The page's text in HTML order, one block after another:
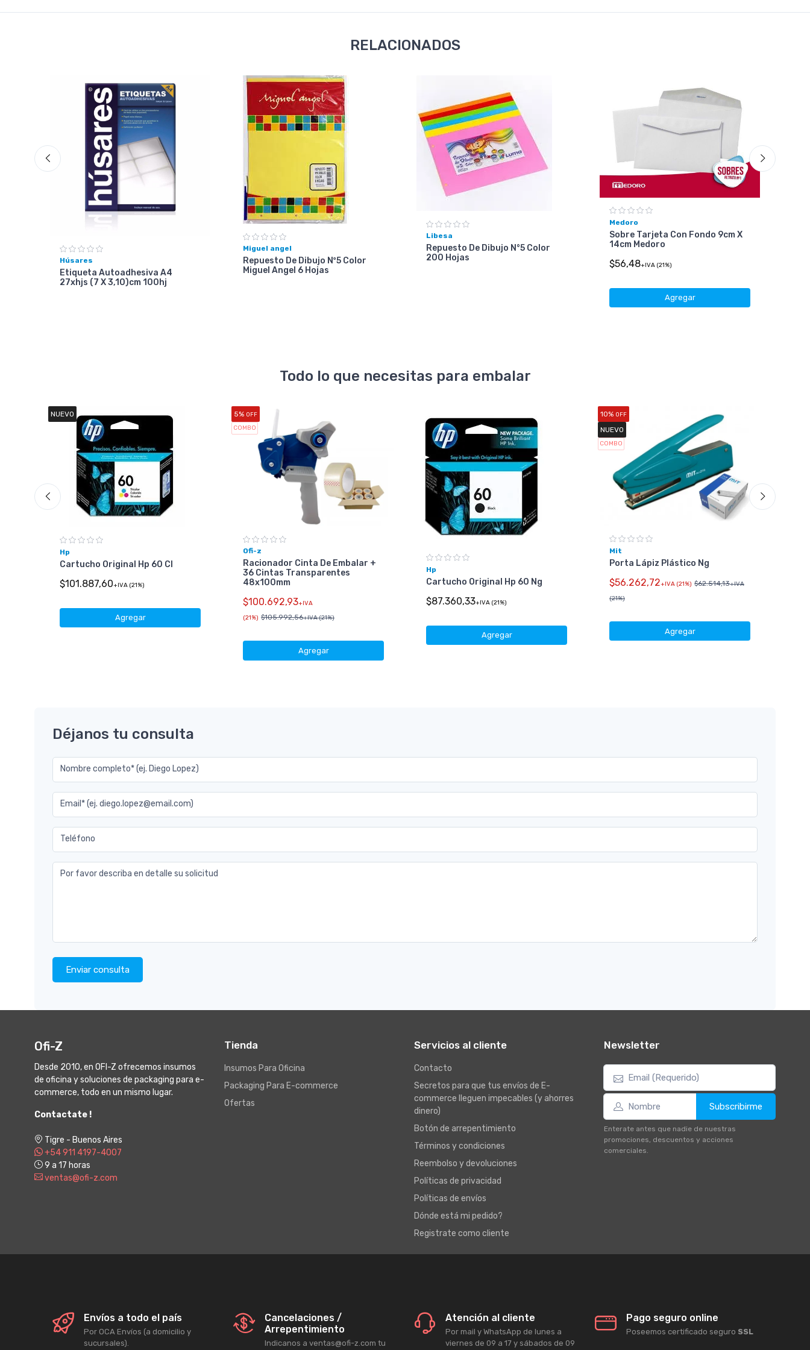
RELACIONADOS
Húsares
Etiqueta Autoadhesiva A4
27xhjs (7 X 3,10)cm 100hj
Miguel angel
Repuesto De Dibujo Nº5 Color
Miguel Angel 6 Hojas
Libesa
Repuesto De Dibujo N°5 Color
200 Hojas
Medoro
Sobre Tarjeta Con Fondo 9cm X
14cm Medoro
$56,48+IVA (21%)
Agregar
Todo lo que necesitas para embalar
NUEVO
Hp
Cartucho Original Hp 60 Cl
$101.887,60+IVA (21%)
Agregar
5% OFF
COMBO
Ofi-z
Racionador Cinta De Embalar +
36 Cintas Transparentes
48x100mm
$100.692,93+IVA
(21%) $105.992,56+IVA (21%)
Agregar
Hp
Cartucho Original Hp 60 Ng
$87.360,33+IVA (21%)
Agregar
10% OFF
NUEVO
COMBO
Mit
Porta Lápiz Plástico Ng
$56.262,72+IVA (21%) $62.514,13+IVA
(21%)
Agregar
Déjanos tu consulta
Nombre completo* (ej. Diego Lopez)
Email* (ej. diego.lopez@email.com)
Teléfono
Por favor describa en detalle su solicitud
Enviar consulta
Ofi-Z
Desde 2010, en OFI-Z ofrecemos insumos
de oficina y soluciones de packaging para e-
commerce, todo en un mismo lugar.
Contactate !
Tigre - Buenos Aires
+54 911 4197-4007
9 a 17 horas
ventas@ofi-z.com
Tienda
Insumos Para Oficina
Packaging Para E-commerce
Ofertas
Servicios al cliente
Contacto
Secretos para que tus envíos de E-
commerce lleguen impecables (y ahorres
dinero)
Botón de arrepentimiento
Términos y condiciones
Reembolso y devoluciones
Políticas de privacidad
Políticas de envíos
Dónde está mi pedido?
Registrate como cliente
Newsletter
Subscribirme
Enterate antes que nadie de nuestras
promociones, descuentos y acciones
comerciales.
Envíos a todo el país
Por OCA Envíos (a domicilio y
sucursales).
Cancelaciones /
Arrepentimiento
Indicanos a ventas@ofi-z.com tu
Atención al cliente
Por mail y WhatsApp de lunes a
viernes de 09 a 17 y sábados de 09
Pago seguro online
Poseemos certificado seguro SSL